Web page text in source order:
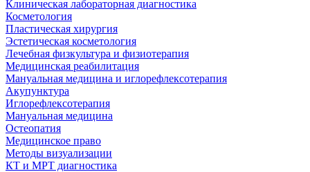
Клиническая лабораторная диагностика
Косметология
Пластическая хирургия
Эстетическая косметология
Лечебная физкультура и физиотерапия
Медицинская реабилитация
Мануальная медицина и иглорефлексотерапия
Акупунктура
Иглорефлексотерапия
Мануальная медицина
Остеопатия
Медицинское право
Методы визуализации
КТ и МРТ диагностика